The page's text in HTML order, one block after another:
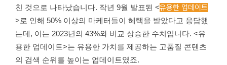
친 것으로 나타났습니다. 작년 9월 발표된 <유용한 업데이트
>로 인해 50% 이상의 마케터들이 혜택을 받았다고 응답했
는데, 이는 2023년의 43%와 비교 상승한 수치입니다. <유
용한 업데이트>는 유용한 가치를 제공하는 고품질 콘텐츠
의 검색 순위를 높이는 업데이트였죠.